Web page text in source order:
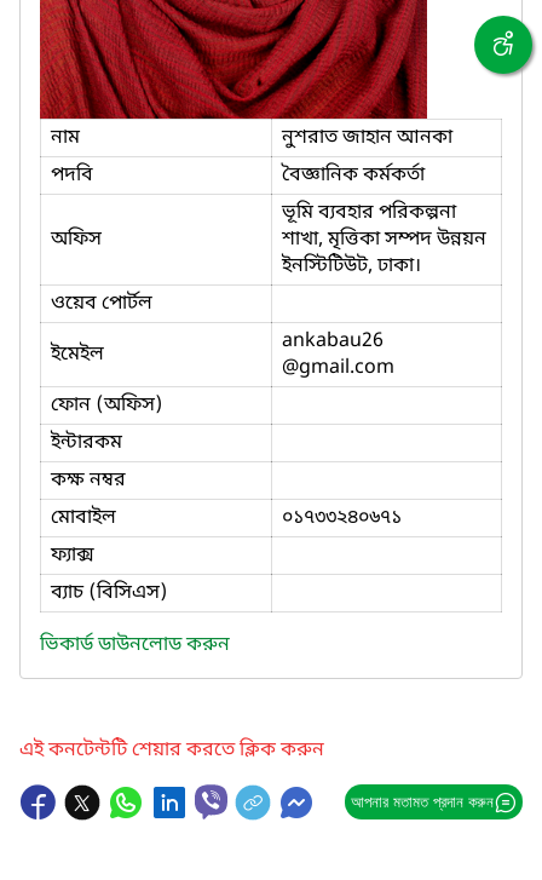
নাম
নুশরাত জাহান আনকা
পদবি
বৈজ্ঞানিক কর্মকর্তা
অফিস
ভূমি ব্যবহার পরিকল্পনা
শাখা, মৃত্তিকা সম্পদ উন্নয়ন
ইনস্টিটিউট, ঢাকা।
ওয়েব পোর্টল
ইমেইল
ankabau26
@gmail.com
ফোন (অফিস)
ইন্টারকম
কক্ষ নম্বর
মোবাইল
০১৭৩৩২৪০৬৭১
ফ্যাক্স
ব্যাচ (বিসিএস)
ভিকার্ড ডাউনলোড করুন
এই কনটেন্টটি শেয়ার করতে ক্লিক করুন
আপনার মতামত প্রদান করুন